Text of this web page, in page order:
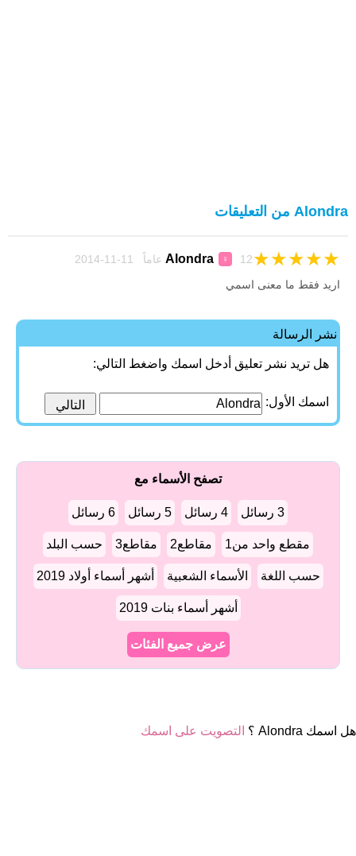
Alondra من التعليقات
Alondra ♀ 12 عاماً 11-11-2014 ★
★
★
★
★
اريد فقط ما معنى اسمي
نشر الرسالة
هل تريد نشر تعليق أدخل اسمك واضغط التالي:
اسمك الأول:
تصفح الأسماء مع
3 رسائل 4 رسائل 5 رسائل 6 رسائل
مقطع واحد من1 مقاطع2 مقاطع3 حسب البلد
حسب اللغة الأسماء الشعبية أشهر أسماء أولاد 2019
أشهر أسماء بنات 2019
عرض جميع الفئات
هل اسمك Alondra ؟ التصويت على اسمك